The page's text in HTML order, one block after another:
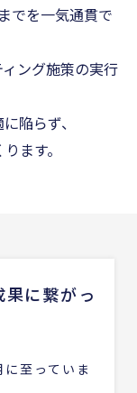
でを一気通貫で
ング施策の実行
陥らず、
ます。
に繋がっ
至っていま